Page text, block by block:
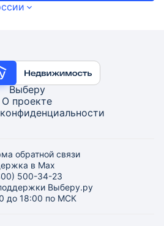
Выберу
О проекте
обратной связи
в Max
500-34-23
Выберу.ру
до 18:00 по МСК